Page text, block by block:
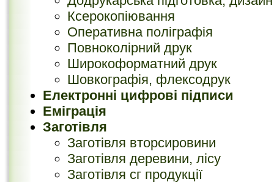
Ксерокопіювання
Оперативна поліграфія
Повноколірний друк
Широкоформатний друк
Шовкографія, флексодрук
Електронні цифрові підписи
Еміграція
Заготівля
Заготівля вторсировини
Заготівля деревини, лісу
Заготівля сг продукції